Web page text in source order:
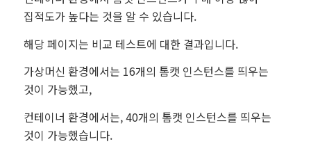
집적도가 높다는 것을 알 수 있습니다.
해당 페이지는 비교 테스트에 대한 결과입니다.
가상머신 환경에서는 16개의 톰캣 인스턴스를 띄우는
것이 가능했고,
컨테이너 환경에서는, 40개의 톰캣 인스턴스를 띄우는
것이 가능했습니다.